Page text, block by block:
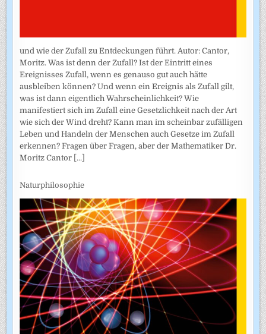
und wie der Zufall zu Entdeckungen führt. Autor: Cantor,
Moritz. Was ist denn der Zufall? Ist der Eintritt eines
Ereignisses Zufall, wenn es genauso gut auch hätte
ausbleiben können? Und wenn ein Ereignis als Zufall gilt,
was ist dann eigentlich Wahrscheinlichkeit? Wie
manifestiert sich im Zufall eine Gesetzlichkeit nach der Art
wie sich der Wind dreht? Kann man im scheinbar zufälligen
Leben und Handeln der Menschen auch Gesetze im Zufall
erkennen? Fragen über Fragen, aber der Mathematiker Dr.
Moritz Cantor [...]
Naturphilosophie